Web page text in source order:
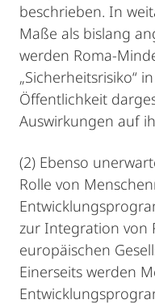
beschrieben. In
Maße als bislang
werden Roma-
„Sicherheitsrisiko“
Öffentlichkeit
Auswirkungen auf
(2) Ebenso
Rolle von
zur Integration von
europäischen
Einerseits werden